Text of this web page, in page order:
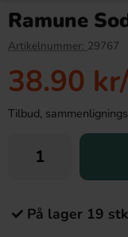
Strawberry
Köp
Ramune
Artikelnummer: 29767
38.90 kr
Tilbud,
På lager 19 stk